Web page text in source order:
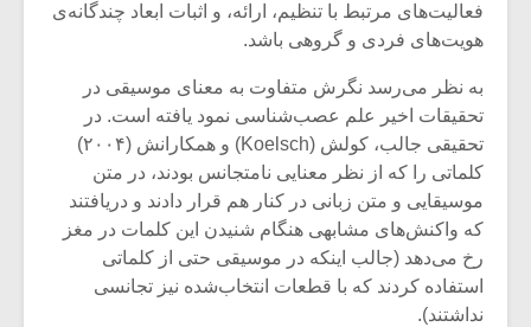
فعالیت‌های مرتبط با تنظیم، ارائه، و اثبات ابعاد چندگانه‌ی
هویت‌های فردی و گروهی باشد.
به نظر می‌رسد نگرش متفاوت به معنای موسیقی در
تحقیقات اخیر علم عصب‌شناسی نمود یافته است. در
تحقیقی جالب، کولش (Koelsch) و همکارانش (۲۰۰۴)
کلماتی را که از نظر معنایی نامتجانس بودند، در متن
موسیقایی و متن زبانی در کنار هم قرار دادند و دریافتند
که واکنش‌های مشابهی هنگام شنیدن این کلمات در مغز
رخ می‌دهد (جالب اینکه در موسیقی حتی از کلماتی
استفاده کردند که با قطعات انتخاب‌شده نیز تجانسی
نداشتند).